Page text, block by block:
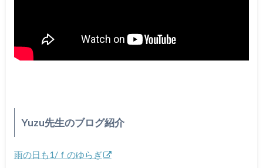
Yuzu先生のブログ紹介
雨の日も1/ｆのゆらぎ